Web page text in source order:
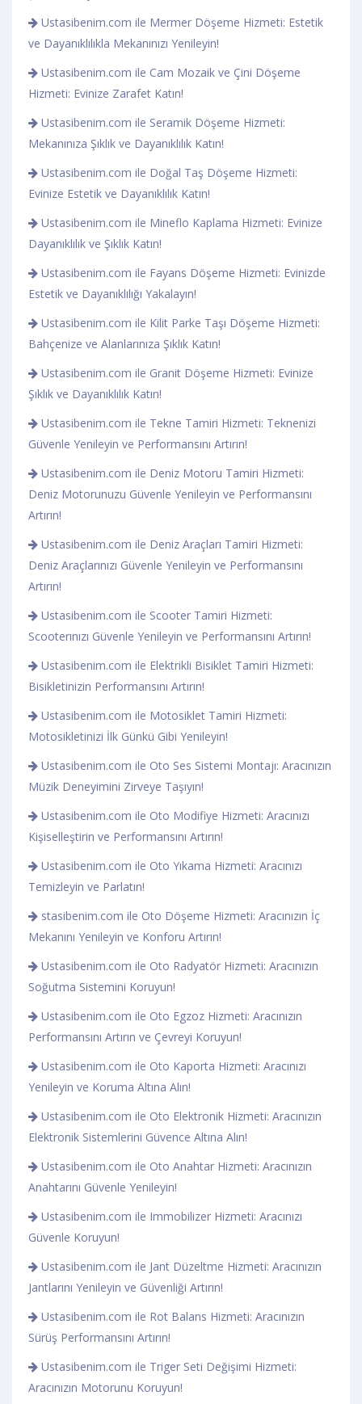
Ustasibenim.com ile Mermer Döşeme Hizmeti: Estetik
ve Dayanıklılıkla Mekanınızı Yenileyin!
Ustasibenim.com ile Cam Mozaik ve Çini Döşeme
Hizmeti: Evinize Zarafet Katın!
Ustasibenim.com ile Seramik Döşeme Hizmeti:
Mekanınıza Şıklık ve Dayanıklılık Katın!
Ustasibenim.com ile Doğal Taş Döşeme Hizmeti:
Evinize Estetik ve Dayanıklılık Katın!
Ustasibenim.com ile Mineflo Kaplama Hizmeti: Evinize
Dayanıklılık ve Şıklık Katın!
Ustasibenim.com ile Fayans Döşeme Hizmeti: Evinizde
Estetik ve Dayanıklılığı Yakalayın!
Ustasibenim.com ile Kilit Parke Taşı Döşeme Hizmeti:
Bahçenize ve Alanlarınıza Şıklık Katın!
Ustasibenim.com ile Granit Döşeme Hizmeti: Evinize
Şıklık ve Dayanıklılık Katın!
Ustasibenim.com ile Tekne Tamiri Hizmeti: Teknenizi
Güvenle Yenileyin ve Performansını Artırın!
Ustasibenim.com ile Deniz Motoru Tamiri Hizmeti:
Deniz Motorunuzu Güvenle Yenileyin ve Performansını
Artırın!
Ustasibenim.com ile Deniz Araçları Tamiri Hizmeti:
Deniz Araçlarınızı Güvenle Yenileyin ve Performansını
Artırın!
Ustasibenim.com ile Scooter Tamiri Hizmeti:
Scooterınızı Güvenle Yenileyin ve Performansını Artırın!
Ustasibenim.com ile Elektrikli Bisiklet Tamiri Hizmeti:
Bisikletinizin Performansını Artırın!
Ustasibenim.com ile Motosiklet Tamiri Hizmeti:
Motosikletinizi İlk Günkü Gibi Yenileyin!
Ustasibenim.com ile Oto Ses Sistemi Montajı: Aracınızın
Müzik Deneyimini Zirveye Taşıyın!
Ustasibenim.com ile Oto Modifiye Hizmeti: Aracınızı
Kişiselleştirin ve Performansını Artırın!
Ustasibenim.com ile Oto Yıkama Hizmeti: Aracınızı
Temizleyin ve Parlatın!
stasibenim.com ile Oto Döşeme Hizmeti: Aracınızın İç
Mekanını Yenileyin ve Konforu Artırın!
Ustasibenim.com ile Oto Radyatör Hizmeti: Aracınızın
Soğutma Sistemini Koruyun!
Ustasibenim.com ile Oto Egzoz Hizmeti: Aracınızın
Performansını Artırın ve Çevreyi Koruyun!
Ustasibenim.com ile Oto Kaporta Hizmeti: Aracınızı
Yenileyin ve Koruma Altına Alın!
Ustasibenim.com ile Oto Elektronik Hizmeti: Aracınızın
Elektronik Sistemlerini Güvence Altına Alın!
Ustasibenim.com ile Oto Anahtar Hizmeti: Aracınızın
Anahtarını Güvenle Yenileyin!
Ustasibenim.com ile Immobilizer Hizmeti: Aracınızı
Güvenle Koruyun!
Ustasibenim.com ile Jant Düzeltme Hizmeti: Aracınızın
Jantlarını Yenileyin ve Güvenliği Artırın!
Ustasibenim.com ile Rot Balans Hizmeti: Aracınızın
Sürüş Performansını Artırın!
Ustasibenim.com ile Triger Seti Değişimi Hizmeti:
Aracınızın Motorunu Koruyun!